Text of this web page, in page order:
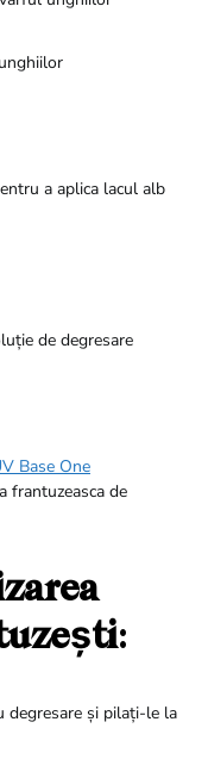
a aplica lacul alb
de degresare
Base One
frantuzeasca de
:
degresare și pilați-le la